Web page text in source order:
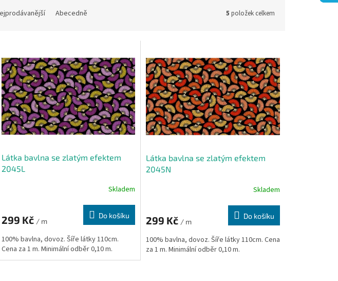
Abecedně 5 položek celkem
Látka bavlna se zlatým efektem
2045L
Skladem
299 Kč / m
Do košíku
100% bavlna, dovoz. Šíře látky 110cm.
Cena za 1 m. Minimální odběr 0,10 m.
Látka bavlna se zlatým efektem
2045N
Skladem
299 Kč / m
Do košíku
100% bavlna, dovoz. Šíře látky 110cm. Cena
za 1 m. Minimální odběr 0,10 m.